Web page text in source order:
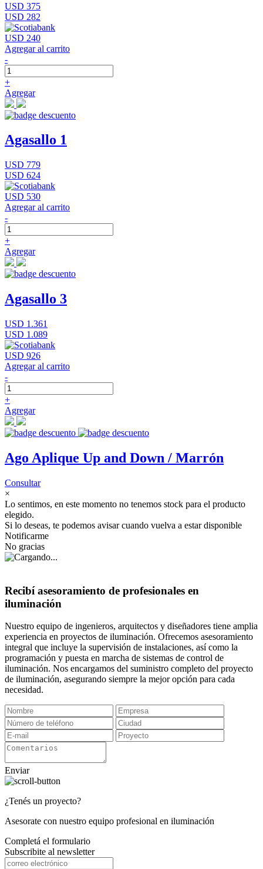
USD 375
USD 282
USD 240
Agregar al carrito
-
+
Agregar
Agasallo 1
USD 779
USD 624
USD 530
Agregar al carrito
-
+
Agregar
Agasallo 3
USD 1.361
USD 1.089
USD 926
Agregar al carrito
-
+
Agregar
Ago Aplique Up and Down / Marrón
Consultar
×
Lo sentimos, en este momento no tenemos stock para el producto
elegido.
Si lo deseas, te podemos avisar cuando vuelva a estar disponible
Notificarme
No gracias
Recibí asesoramiento de profesionales en
iluminación
Nuestro equipo de ingenieros, arquitectos y diseñadores tiene amplia
experiencia en proyectos de iluminación. Ofrecemos asesoramiento
integral que incluye la supervisión de instalaciones, así como la
programación y puesta en marcha de sistemas de control de
iluminación. Nos encargamos del suministro completo del proyecto
de iluminación, asegurando siempre la mejor opción para cada
necesidad.
Enviar
¿Tenés un proyecto?
Asesorate con nuestro equipo profesional en iluminación
Completá el formulario
Subscribite al newsletter